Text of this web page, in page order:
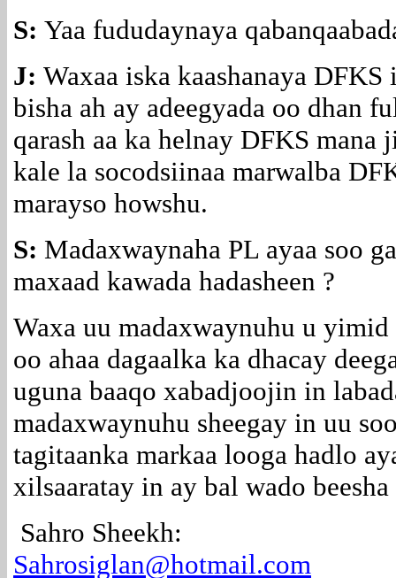
S: Yaa fududaynaya
J: Waxaa iska kaashanaya
bisha ah ay adeegyada oo dhan
qarash aa ka helnay DFKS mana
kale la socodsiinaa marwalba
marayso howshu.
S: Madaxwaynaha PL ayaa soo
maxaad kawada hadasheen ?
Waxa uu madaxwaynuhu u
oo ahaa dagaalka ka dhacay
uguna baaqo xabadjoojin in
madaxwaynuhu sheegay in uu
tagitaanka markaa looga hadlo
xilsaaratay in ay bal wado
Sahro Sheekh:
Sahrosiglan@hotmail.com